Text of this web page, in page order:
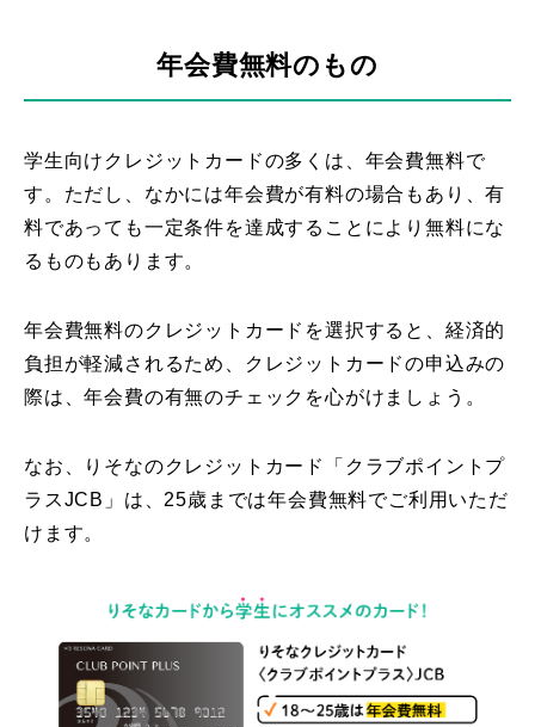
年会費無料のもの
学生向けクレジットカードの多くは、年会費無料で
す。ただし、なかには年会費が有料の場合もあり、有
料であっても一定条件を達成することにより無料にな
るものもあります。
年会費無料のクレジットカードを選択すると、経済的
負担が軽減されるため、クレジットカードの申込みの
際は、年会費の有無のチェックを心がけましょう。
なお、りそなのクレジットカード「クラブポイントプ
ラスJCB」は、25歳までは年会費無料でご利用いただ
けます。